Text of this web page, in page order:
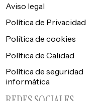
Aviso legal
Política de Privacidad
Política de cookies
Política de Calidad
Política de seguridad
informática